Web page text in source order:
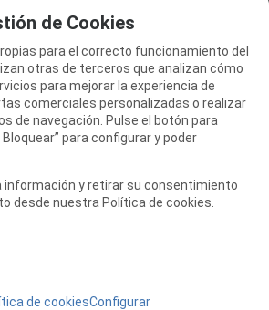
de Cookies
para el correcto funcionamiento del
otras de terceros que analizan cómo
para mejorar la experiencia de
comerciales personalizadas o realizar
de navegación. Pulse el botón para
para configurar y poder
información y retirar su consentimiento
desde nuestra Política de cookies.
de cookiesConfigurar